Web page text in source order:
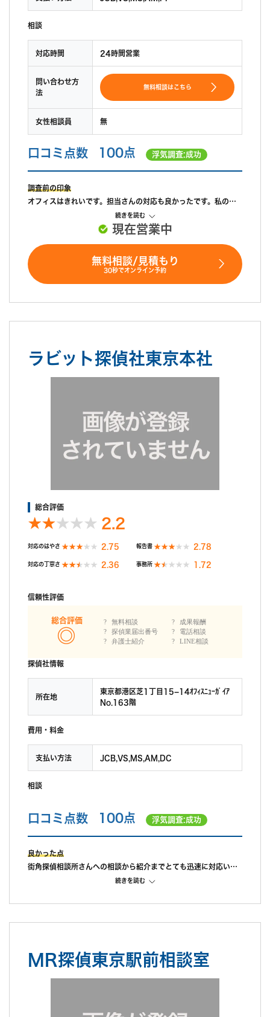
相談
対応時間 24時間営業
問い合わせ方
法
無料相談はこちら
女性相談員 無
口コミ点数 100点 浮気調査:成功
調査前の印象
オフィスはきれいです。担当さんの対応も良かったです。私の細
かい内容にも嫌な顔をせず対応してくれました。
ため、アドバイスも沢山頂き、レスポンスも早くて助かりまし
た。
調査後の印象
続きを読む
現在営業中
無料相談/見積もり
30秒でオンライン予約
ラビット探偵社東京本社
総合評価
2.2
対応のはやさ 2.75 報告書 2.78
対応の丁寧さ 2.36 事務所 1.72
信頼性評価
総合評価
無料相談
探偵業届出番号
弁護士紹介
成果報酬
電話相談
LINE相談
探偵社情報
所在地
東京都港区芝1丁目15−14ｵﾌｨｽﾆｭｰｶﾞｲｱ
No.163階
費用・料金
支払い方法 JCB,VS,MS,AM,DC
相談
口コミ点数 100点 浮気調査:成功
良かった点
街角探偵相談所さんへの相談から紹介までとても迅速に対応いた
だきました。小さな子供がいたため、最寄り駅のファミレスでお
いでいたこともあり、当日お話を伺い、その方の対応の良さでそ
だきました。調査中もラインにて現状報告をして下さり、調査日
分満足できる結果でした。とても感謝しています。
続きを読む
MR探偵東京駅前相談室